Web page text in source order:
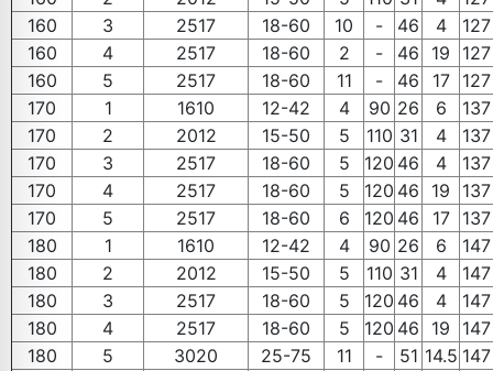
160
3 2517 18-60 10 - 46 4
127
160
4 2517 18-60 2 - 46 19
127
160
5 2517 18-60 11 - 46 17
127
170
1 1610 12-42 4 90 26 6
137
170
2 2012 15-50 5 110 31 4
137
170
3 2517 18-60 5 120 46 4
137
170
4 2517 18-60 5 120 46 19
137
170
5 2517 18-60 6 120 46 17
137
180
1 1610 12-42 4 90 26 6
147
180
2 2012 15-50 5 110 31 4
147
180
3 2517 18-60 5 120 46 4
147
180
4 2517 18-60 5 120 46 19
147
180
5 3020 25-75 11 - 51 14.5 147